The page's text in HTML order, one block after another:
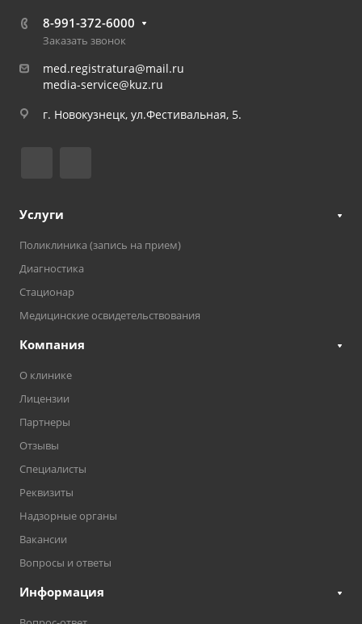
8-991-372-6000
Заказать звонок
med.registratura@mail.ru
media-service@kuz.ru
г. Новокузнецк, ул.Фестивальная, 5.
Услуги
Поликлиника (запись на прием)
Диагностика
Стационар
Медицинские освидетельствования
Компания
О клинике
Лицензии
Партнеры
Отзывы
Специалисты
Реквизиты
Надзорные органы
Вакансии
Вопросы и ответы
Информация